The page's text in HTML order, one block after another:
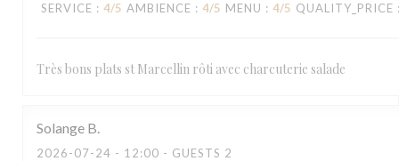
SERVICE : 4/5 AMBIENCE : 4/5 MENU : 4/5 QUALITY_PRICE
Très bons plats st Marcellin rôti avec charcuterie salade
Solange B
2026-07-24 - 12:00 - GUESTS 2